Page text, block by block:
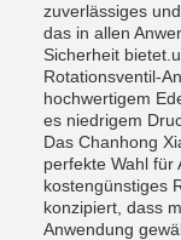
zuverlässiges
das in allen
Sicherheit
Rotationsventil-
hochwertigem
es niedrigem
Das Chanhong
perfekte Wahl für
kostengünstiges
konzipiert, dass
Anwendung